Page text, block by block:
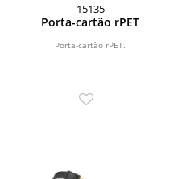
15135
Porta-cartão rPET
Porta-cartão rPET.